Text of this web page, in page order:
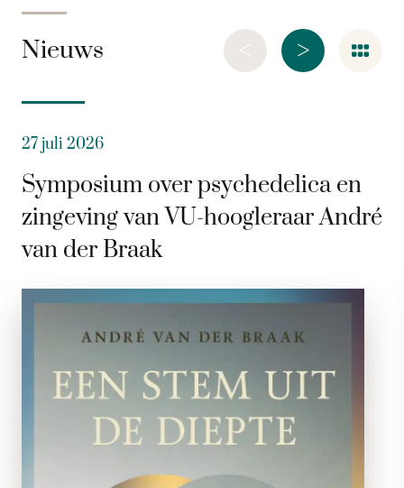
Nieuws >
<
27 juli 2026
Symposium over psychedelica en
zingeving van VU-hoogleraar André
van der Braak